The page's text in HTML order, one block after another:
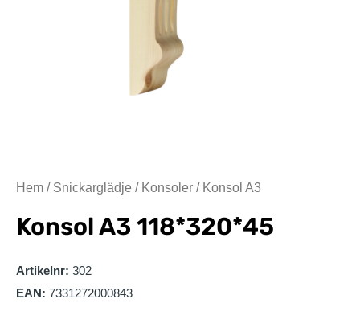
Hem / Snickarglädje / Konsoler / Konsol A3
Konsol A3 118*320*45
Artikelnr: 302
EAN: 7331272000843